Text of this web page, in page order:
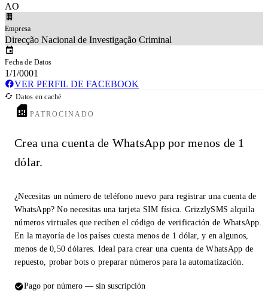
AO
Empresa
Direcção Nacional de Investigação Criminal
Fecha de Datos
1/1/0001
VER PERFIL DE FACEBOOK
Datos en caché
PATROCINADO
Crea una cuenta de WhatsApp por menos de 1
dólar.
¿Necesitas un número de teléfono nuevo para registrar una cuenta de
WhatsApp? No necesitas una tarjeta SIM física. GrizzlySMS alquila
números virtuales que reciben el código de verificación de WhatsApp.
En la mayoría de los países cuesta menos de 1 dólar, y en algunos,
menos de 0,50 dólares. Ideal para crear una cuenta de WhatsApp de
repuesto, probar bots o preparar números para la automatización.
Pago por número — sin suscripción